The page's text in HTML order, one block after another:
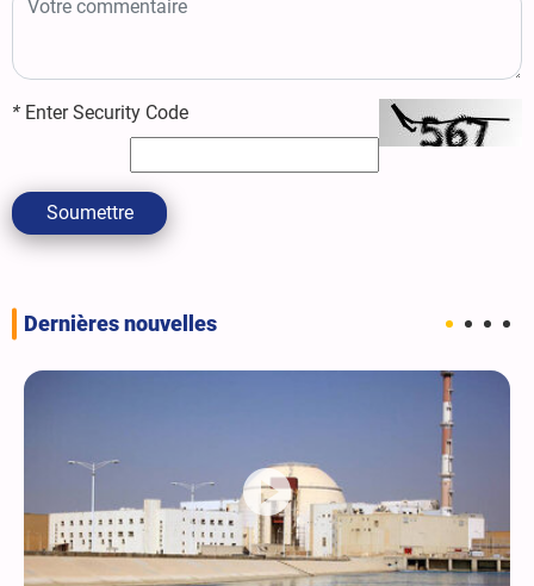
* Enter Security Code
Soumettre
Dernières nouvelles